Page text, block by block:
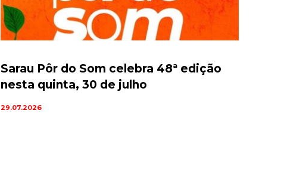
Sarau Pôr do Som celebra 48ª edição
nesta quinta, 30 de julho
29.07.2026